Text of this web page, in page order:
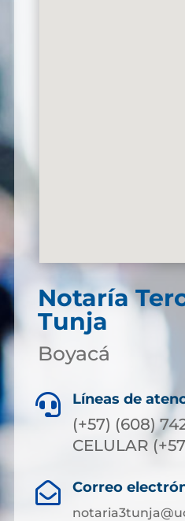
Notaría
Tunja
Boyacá
 Líneas de
(+57) (608)
CELULAR
 Correo